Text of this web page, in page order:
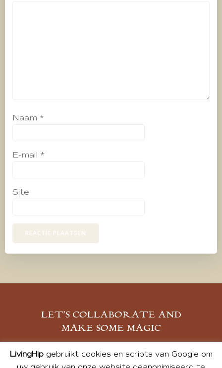
Naam *
E-mail *
Site
LET’S COLLABORATE AND
MAKE SOME MAGIC
MELD JE AAN
LivingHipgebruikt cookies en scripts van Google om